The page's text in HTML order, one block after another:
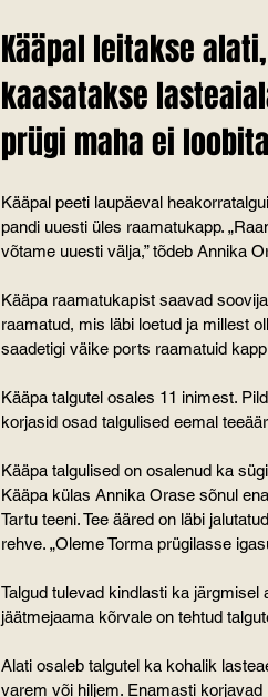
Kääpal leitakse
kaasatakse
prügi maha ei
Kääpal peeti laupäeval
pandi uuesti üles raamatukapp.
võtame uuesti välja,” tõdeb Annika
Kääpa raamatukapist saavad
raamatud, mis läbi loetud ja millest
saadetigi väike ports raamatuid
Kääpa talgutel osales 11 inimest.
korjasid osad talgulised eemal
Kääpa talgulised on osalenud ka
Kääpa külas Annika Orase sõnul
Tartu teeni. Tee ääred on läbi
rehve. „Oleme Torma prügilasse
Talgud tulevad kindlasti ka järgmisel
jäätmejaama kõrvale on tehtud
Alati osaleb talgutel ka kohalik
varem või hiljem. Enamasti